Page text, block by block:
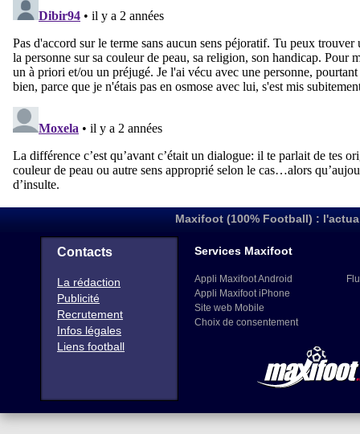
Maxifoot (100% Football) :
Contacts
La rédaction
Publicité
Recrutement
Infos légales
Liens football
Services Maxifoot
Appli Maxifoot Android
Appli Maxifoot iPhone
Site web Mobile
Choix de consentement